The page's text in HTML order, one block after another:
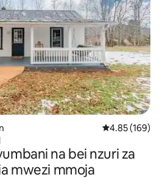
Ukadiriaji wa
4.85 (169)
na bei nzuri za
mwezi mmoja